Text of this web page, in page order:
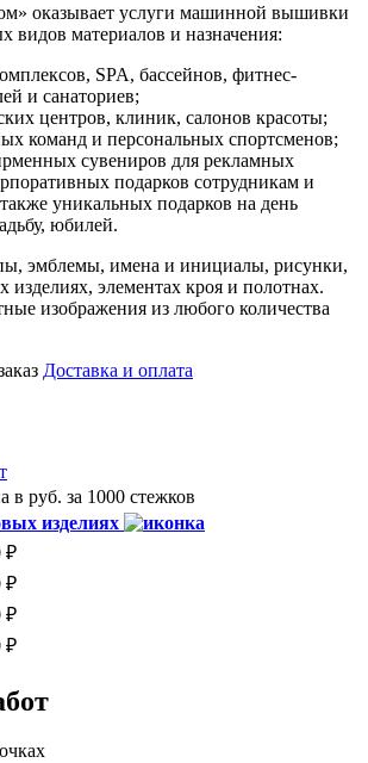
оказывает услуги машинной вышивки
видов материалов и назначения:
SPA, бассейнов, фитнес-
и санаториев;
центров, клиник, салонов красоты;
команд и персональных спортсменов;
сувениров для рекламных
подарков сотрудникам и
уникальных подарков на день
юбилей.
эмблемы, имена и инициалы, рисунки,
изделиях, элементах кроя и полотнах.
изображения из любого количества
Доставка и оплата
в руб. за 1000 стежков
изделиях
₽
₽
₽
₽